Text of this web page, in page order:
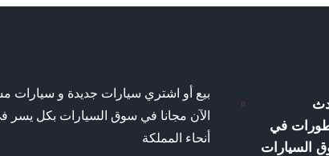
في
السيارات
بيع أو اشتري سيارات جديدة و سيارات
الآن مجانا في سوق السيارات بكل يسر
أنحاء المملكة